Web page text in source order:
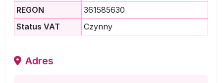
REGON
361585630
Status VAT
Czynny
Adres